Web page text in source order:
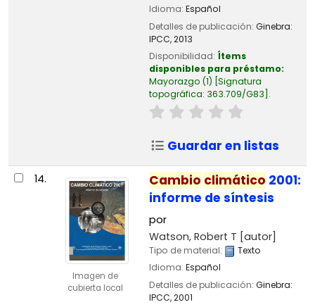
Idioma: Español
Detalles de publicación: Ginebra:
IPCC,2013
Disponibilidad: Ítems
disponibles para préstamo:
Mayorazgo (1) Signatura
topográfica: 363.709/G83 .
Guardar en listas
14.
Imagen de
cubierta local
Cambio climático 2001:
informe de síntesis
por
Watson, Robert T [autor]
Tipo de material:
Texto
Idioma: Español
Detalles de publicación: Ginebra:
IPCC,2001